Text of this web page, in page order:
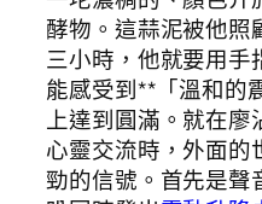
酵物。這蒜泥被他照
三小時，他就要用手
能感受到**「溫和的
上達到圓滿。就在廖
心靈交流時，外面的
勁的信號。首先是聲